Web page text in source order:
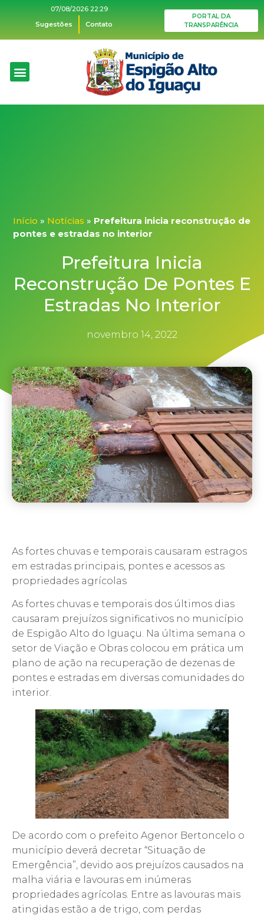
07/08/2026 22:29
Sugestões
Contato
PORTAL DA
TRANSPARÊNCIA
Início » Notícias » Prefeitura inicia reconstrução de
pontes e estradas no interior
Prefeitura Inicia
Reconstrução De Pontes E
Estradas No Interior
novembro 14, 2022
As fortes chuvas e temporais causaram estragos
em estradas principais, pontes e acessos as
propriedades agrícolas
As fortes chuvas e temporais dos últimos dias
causaram prejuízos significativos no município
de Espigão Alto do Iguaçu. Na última semana o
setor de Viação e Obras colocou em prática um
plano de ação na recuperação de dezenas de
pontes e estradas em diversas comunidades do
interior.
De acordo com o prefeito Agenor Bertoncelo o
município deverá decretar “Situação de
Emergência”, devido aos prejuízos causados na
malha viária e lavouras em inúmeras
propriedades agrícolas. Entre as lavouras mais
atingidas estão a de trigo, com perdas